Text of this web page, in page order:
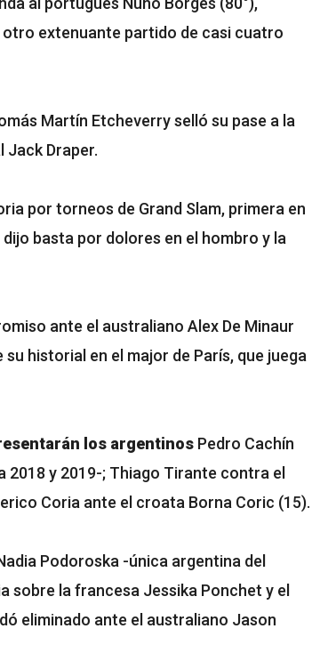
extenuante partido de casi cuatro
Martín Etcheverry selló su pase a la
Jack Draper.
por torneos de Grand Slam, primera en
basta por dolores en el hombro y la
ante el australiano Alex De Minaur
historial en el major de París, que juega
los argentinos Pedro Cachín
y 2019-; Thiago Tirante contra el
Coria ante el croata Borna Coric (15).
Podoroska -única argentina del
la francesa Jessika Ponchet y el
eliminado ante el australiano Jason